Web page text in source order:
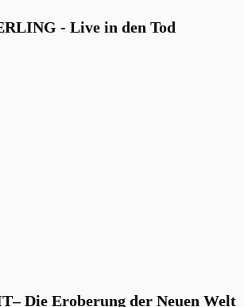
- Live in den Tod
Die Eroberung der Neuen Welt